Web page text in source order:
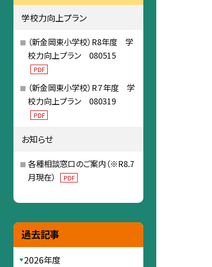
学校力向上プラン
（新金岡東小学校）R8年度 学
校力向上プラン 080515
PDF
（新金岡東小学校）R７年度 学
校力向上プラン 080319
PDF
お知らせ
各種相談窓口のご案内（※R8.7
月現在）
PDF
過去記事
2026年度